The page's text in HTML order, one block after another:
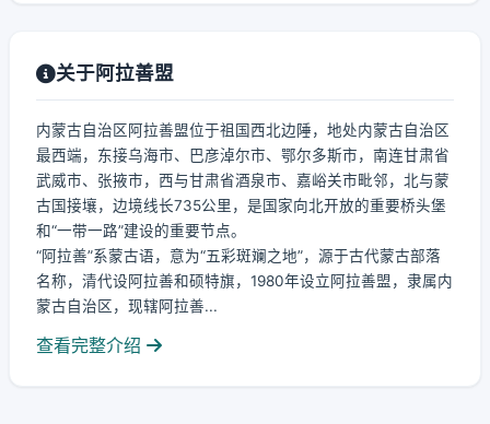
关于阿拉善盟
内蒙古自治区阿拉善盟位于祖国西北边陲，地处内蒙古自治区
最西端，东接乌海市、巴彦淖尔市、鄂尔多斯市，南连甘肃省
武威市、张掖市，西与甘肃省酒泉市、嘉峪关市毗邻，北与蒙
古国接壤，边境线长735公里，是国家向北开放的重要桥头堡
和“一带一路”建设的重要节点。
“阿拉善”系蒙古语，意为“五彩斑斓之地”，源于古代蒙古部落
名称，清代设阿拉善和硕特旗，1980年设立阿拉善盟，隶属内
蒙古自治区，现辖阿拉善...
查看完整介绍